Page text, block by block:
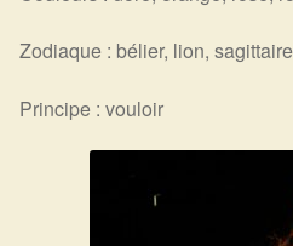
Zodiaque : bélier, lion, sagittaire
Principe : vouloir